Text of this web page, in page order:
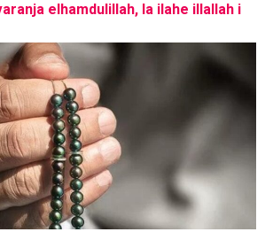
elhamdulillah, la ilahe illallah i